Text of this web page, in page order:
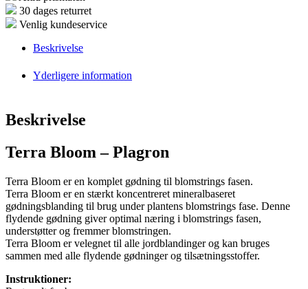
30 dages returret
Venlig kundeservice
Beskrivelse
Yderligere information
Beskrivelse
Terra Bloom – Plagron
Terra Bloom er en komplet gødning til blomstrings fasen.
Terra Bloom er en stærkt koncentreret mineralbaseret
gødningsblanding til brug under plantens blomstrings fase. Denne
flydende gødning giver optimal næring i blomstrings fasen,
understøtter og fremmer blomstringen.
Terra Bloom er velegnet til alle jordblandinger og kan bruges
sammen med alle flydende gødninger og tilsætningsstoffer.
Instruktioner: